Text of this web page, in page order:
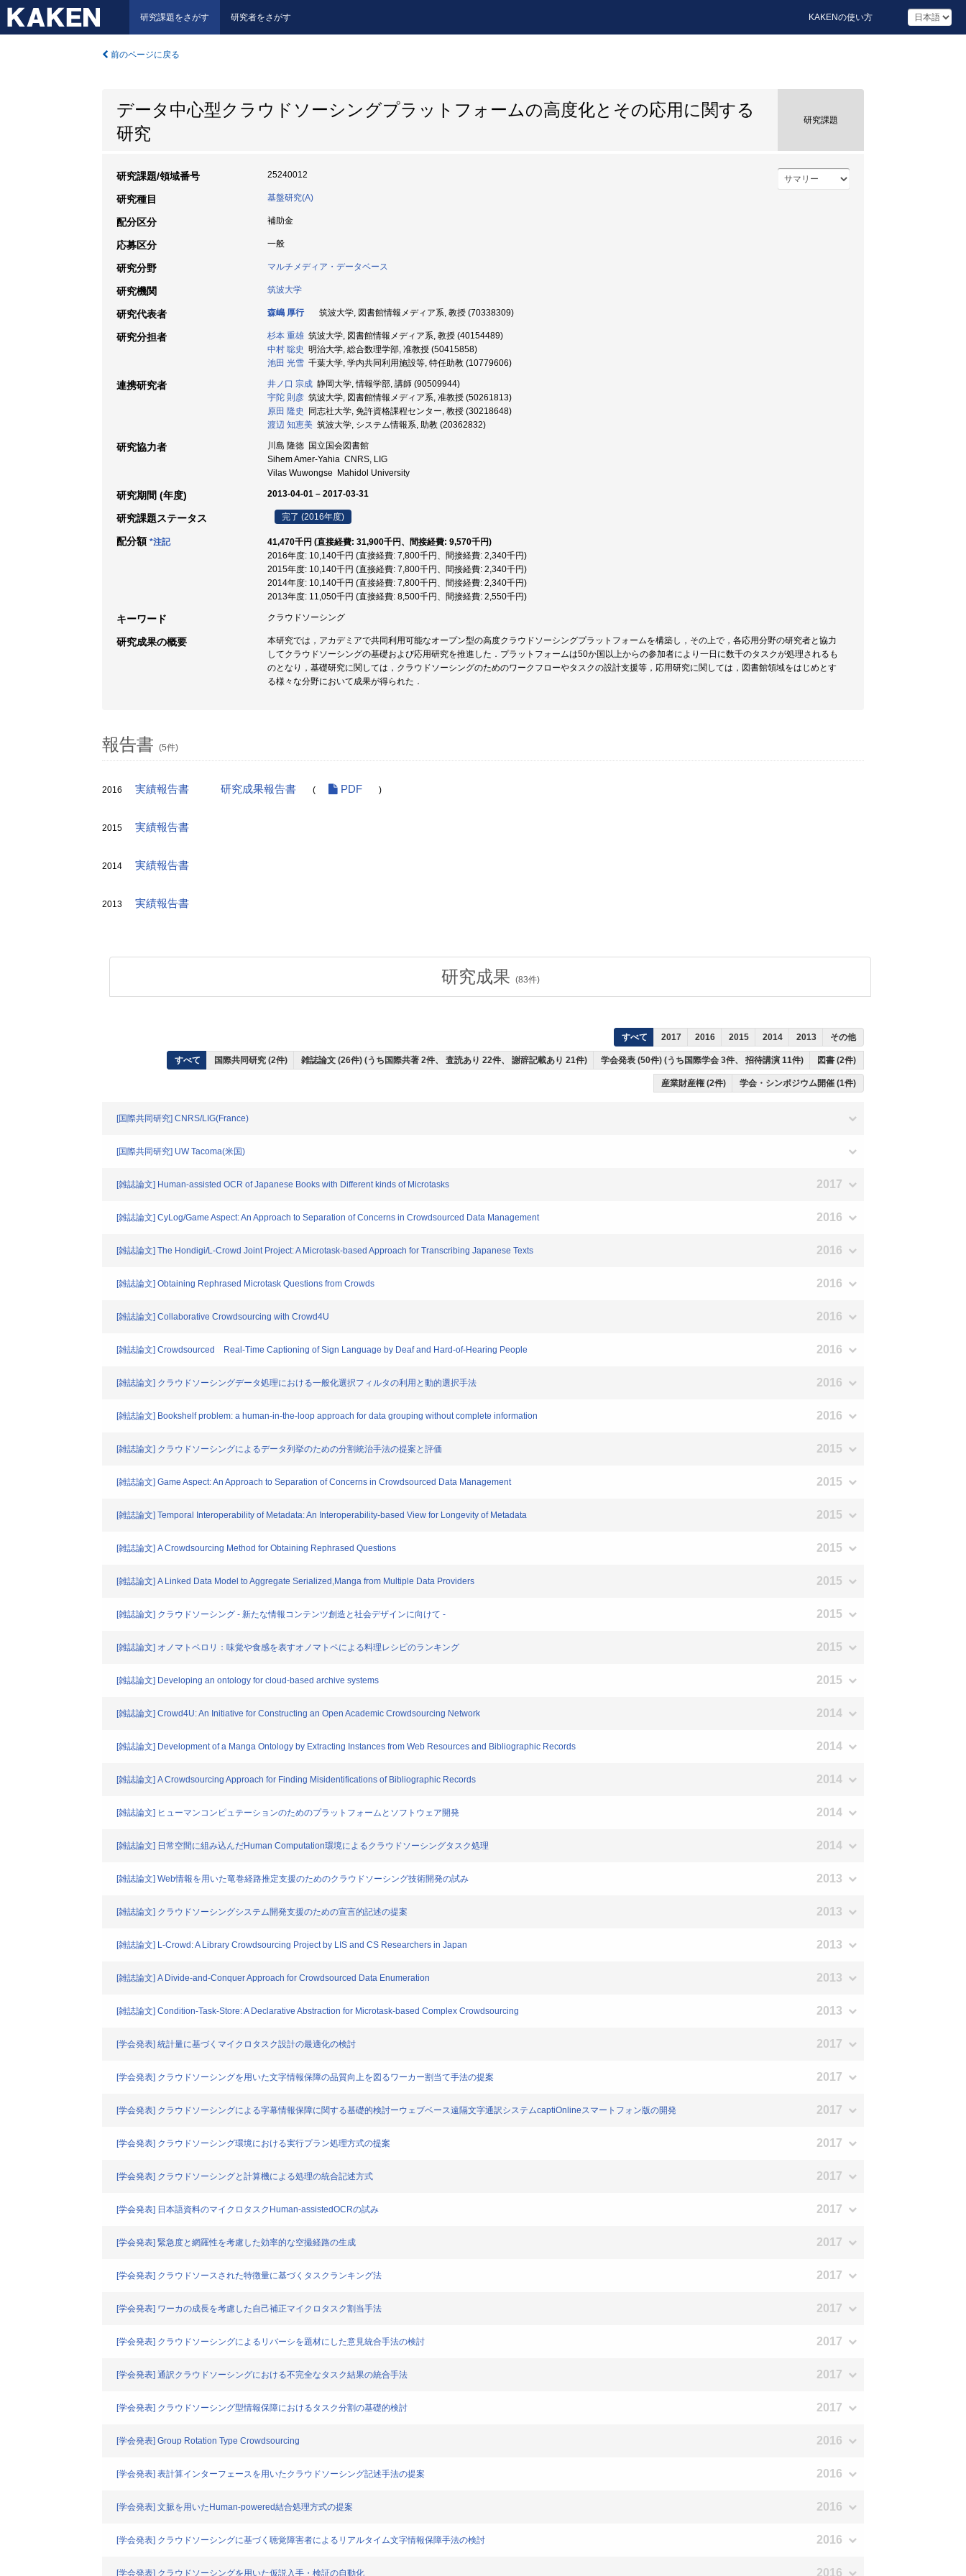
研究課題をさがす 研究者をさがす KAKENの使い方
前のページに戻る
データ中心型クラウドソーシングプラットフォームの高度化とその応用に関する
研究
研究課題
研究課題/領域番号 25240012
研究種目 基盤研究(A)
配分区分 補助金
応募区分 一般
研究分野 マルチメディア・データベース
研究機関 筑波大学
研究代表者 森嶋 厚行 筑波大学, 図書館情報メディア系, 教授 (70338309)
研究分担者 杉本 重雄 筑波大学, 図書館情報メディア系, 教授 (40154489)
中村 聡史 明治大学, 総合数理学部, 准教授 (50415858)
池田 光雪 千葉大学, 学内共同利用施設等, 特任助教 (10779606)
連携研究者 井ノ口 宗成 静岡大学, 情報学部, 講師 (90509944)
宇陀 則彦 筑波大学, 図書館情報メディア系, 准教授 (50261813)
原田 隆史
同志社大学, 免許資格課程センター, 教授 (30218648)
渡辺 知恵美 筑波大学, システム情報系, 助教 (20362832)
研究協力者
川島 隆徳 国立国会図書館
Sihem Amer-Yahia CNRS, LIG
Vilas Wuwongse Mahidol University
研究期間 (年度) 2013-04-01 – 2017-03-31
研究課題ステータス 完了 (2016年度)
配分額 *注記
41,470千円 (直接経費: 31,900千円、間接経費: 9,570千円)
2016年度: 10,140千円 (直接経費: 7,800千円、間接経費: 2,340千円)
2015年度: 10,140千円 (直接経費: 7,800千円、間接経費: 2,340千円)
2014年度: 10,140千円 (直接経費: 7,800千円、間接経費: 2,340千円)
2013年度: 11,050千円 (直接経費: 8,500千円、間接経費: 2,550千円)
キーワード クラウドソーシング
研究成果の概要
本研究では，アカデミアで共同利用可能なオープン型の高度クラウドソーシングプラットフォームを構築し，その上で，各応用分野の研究者と協力
してクラウドソーシングの基礎および応用研究を推進した．プラットフォームは50か国以上からの参加者により一日に数千のタスクが処理されるも
のとなり，基礎研究に関しては，クラウドソーシングのためのワークフローやタスクの設計支援等，応用研究に関しては，図書館領域をはじめとす
る様々な分野において成果が得られた．
報告書 (5件)
2016 実績報告書 研究成果報告書 ( PDF )
2015 実績報告書
2014 実績報告書
2013 実績報告書
研究成果 (83件)
すべて 2017 2016 2015 2014 2013 その他
すべて 国際共同研究 (2件) 雑誌論文 (26件) (うち国際共著 2件、 査読あり 22件、 謝辞記載あり 21件) 学会発表 (50件) (うち国際学会 3件、 招待講演 11件) 図書 (2件)
産業財産権 (2件) 学会・シンポジウム開催 (1件)
[国際共同研究] CNRS/LIG(France)
[国際共同研究] UW Tacoma(米国)
[雑誌論文] Human-assisted OCR of Japanese Books with Different kinds of Microtasks 2017
[雑誌論文] CyLog/Game Aspect: An Approach to Separation of Concerns in Crowdsourced Data Management 2016
[雑誌論文] The Hondigi/L-Crowd Joint Project: A Microtask-based Approach for Transcribing Japanese Texts 2016
[雑誌論文] Obtaining Rephrased Microtask Questions from Crowds 2016
[雑誌論文] Collaborative Crowdsourcing with Crowd4U 2016
[雑誌論文] Crowdsourced Real-Time Captioning of Sign Language by Deaf and Hard-of-Hearing People 2016
[雑誌論文] クラウドソーシングデータ処理における一般化選択フィルタの利用と動的選択手法 2016
[雑誌論文] Bookshelf problem: a human-in-the-loop approach for data grouping without complete information 2016
[雑誌論文] クラウドソーシングによるデータ列挙のための分割統治手法の提案と評価 2015
[雑誌論文] Game Aspect: An Approach to Separation of Concerns in Crowdsourced Data Management 2015
[雑誌論文] Temporal Interoperability of Metadata: An Interoperability-based View for Longevity of Metadata 2015
[雑誌論文] A Crowdsourcing Method for Obtaining Rephrased Questions 2015
[雑誌論文] A Linked Data Model to Aggregate Serialized,Manga from Multiple Data Providers 2015
[雑誌論文] クラウドソーシング - 新たな情報コンテンツ創造と社会デザインに向けて - 2015
[雑誌論文] オノマトペロリ：味覚や食感を表すオノマトペによる料理レシピのランキング 2015
[雑誌論文] Developing an ontology for cloud-based archive systems 2015
[雑誌論文] Crowd4U: An Initiative for Constructing an Open Academic Crowdsourcing Network 2014
[雑誌論文] Development of a Manga Ontology by Extracting Instances from Web Resources and Bibliographic Records 2014
[雑誌論文] A Crowdsourcing Approach for Finding Misidentifications of Bibliographic Records 2014
[雑誌論文] ヒューマンコンピュテーションのためのプラットフォームとソフトウェア開発 2014
[雑誌論文] 日常空間に組み込んだHuman Computation環境によるクラウドソーシングタスク処理 2014
[雑誌論文] Web情報を用いた竜巻経路推定支援のためのクラウドソーシング技術開発の試み 2013
[雑誌論文] クラウドソーシングシステム開発支援のための宣言的記述の提案 2013
[雑誌論文] L-Crowd: A Library Crowdsourcing Project by LIS and CS Researchers in Japan 2013
[雑誌論文] A Divide-and-Conquer Approach for Crowdsourced Data Enumeration 2013
[雑誌論文] Condition-Task-Store: A Declarative Abstraction for Microtask-based Complex Crowdsourcing 2013
[学会発表] 統計量に基づくマイクロタスク設計の最適化の検討 2017
[学会発表] クラウドソーシングを用いた文字情報保障の品質向上を図るワーカー割当て手法の提案 2017
[学会発表] クラウドソーシングによる字幕情報保障に関する基礎的検討ーウェブベース遠隔文字通訳システムcaptiOnlineスマートフォン版の開発 2017
[学会発表] クラウドソーシング環境における実行プラン処理方式の提案 2017
[学会発表] クラウドソーシングと計算機による処理の統合記述方式 2017
[学会発表] 日本語資料のマイクロタスクHuman-assistedOCRの試み 2017
[学会発表] 緊急度と網羅性を考慮した効率的な空撮経路の生成 2017
[学会発表] クラウドソースされた特徴量に基づくタスクランキング法 2017
[学会発表] ワーカの成長を考慮した自己補正マイクロタスク割当手法 2017
[学会発表] クラウドソーシングによるリバーシを題材にした意見統合手法の検討 2017
[学会発表] 通訳クラウドソーシングにおける不完全なタスク結果の統合手法 2017
[学会発表] クラウドソーシング型情報保障におけるタスク分割の基礎的検討 2017
[学会発表] Group Rotation Type Crowdsourcing 2016
[学会発表] 表計算インターフェースを用いたクラウドソーシング記述手法の提案 2016
[学会発表] 文脈を用いたHuman-powered結合処理方式の提案 2016
[学会発表] クラウドソーシングに基づく聴覚障害者によるリアルタイム文字情報保障手法の検討 2016
[学会発表] クラウドソーシングを用いた仮説入手・検証の自動化 2016